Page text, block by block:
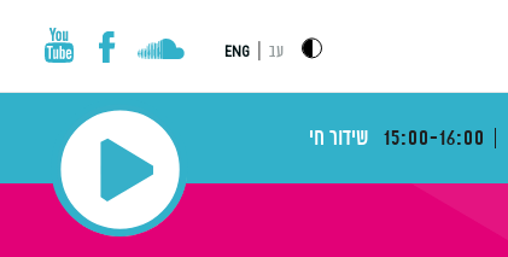
עב ENG
15:00-16:00 שידור חי